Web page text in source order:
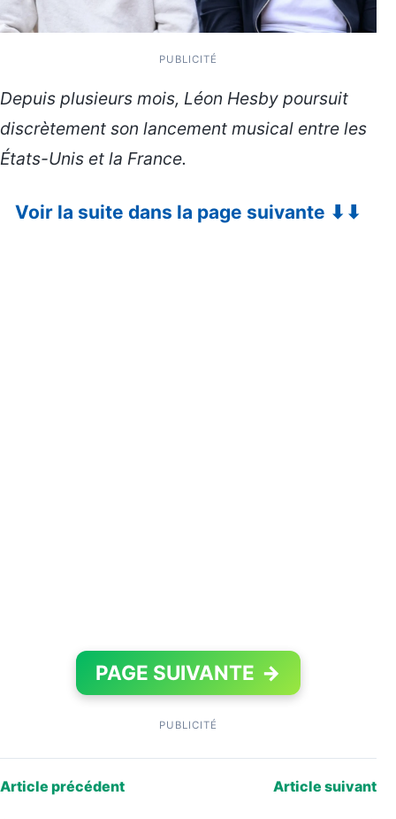
PUBLICITÉ
Depuis plusieurs mois, Léon Hesby poursuit
discrètement son lancement musical entre les
États-Unis et la France.
Voir la suite dans la page suivante ⬇⬇
PAGE SUIVANTE →
PUBLICITÉ
Article précédent Article suivant